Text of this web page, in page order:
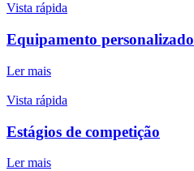
Vista rápida
Equipamento personalizado
Ler mais
Vista rápida
Estágios de competição
Ler mais